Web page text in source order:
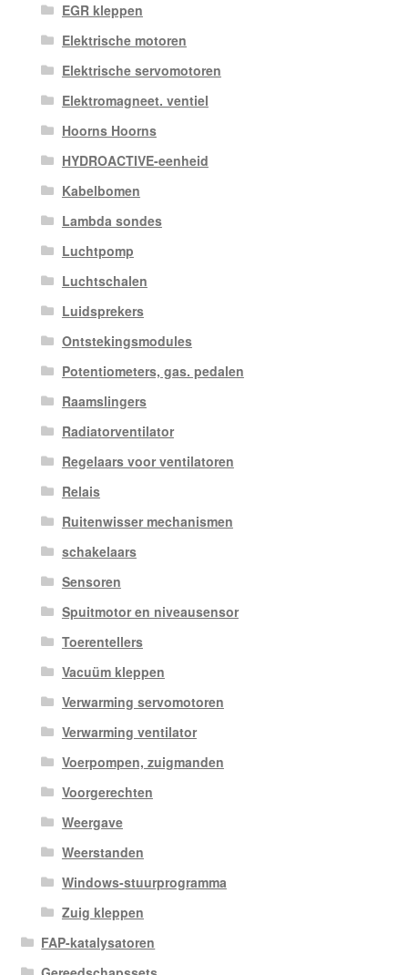
EGR kleppen
Elektrische motoren
Elektrische servomotoren
Elektromagneet. ventiel
Hoorns Hoorns
HYDROACTIVE-eenheid
Kabelbomen
Lambda sondes
Luchtpomp
Luchtschalen
Luidsprekers
Ontstekingsmodules
Potentiometers, gas. pedalen
Raamslingers
Radiatorventilator
Regelaars voor ventilatoren
Relais
Ruitenwisser mechanismen
schakelaars
Sensoren
Spuitmotor en niveausensor
Toerentellers
Vacuüm kleppen
Verwarming servomotoren
Verwarming ventilator
Voerpompen, zuigmanden
Voorgerechten
Weergave
Weerstanden
Windows-stuurprogramma
Zuig kleppen
FAP-katalysatoren